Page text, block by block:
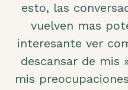
esto, las
vuelven mas
interesante ver
descansar de mis
mis